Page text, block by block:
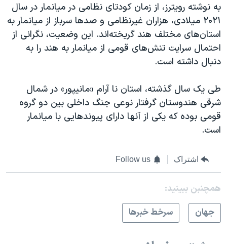
به نوشته رویترز، از زمان کودتای نظامی در میانمار در سال
۲۰۲۱ میلادی، هزاران غیرنظامی و صدها سرباز از میانمار به
استان‌های مختلف هند گریخته‌اند. این وضعیت، نگرانی از
احتمال سرایت تنش‌های قومی از میانمار به هند را به
دنبال داشته است.
طی یک سال گذشته، استان نا آرام «مانیپور» در شمال
شرقی هندوستان گرفتار نوعی جنگ داخلی بین دو گروه
قومی بوده که یکی از آنها دارای پیوندهایی با میانمار
است.
اشتراک Follow us
همچنبن ببینید:
جهان
سرخط خبرها